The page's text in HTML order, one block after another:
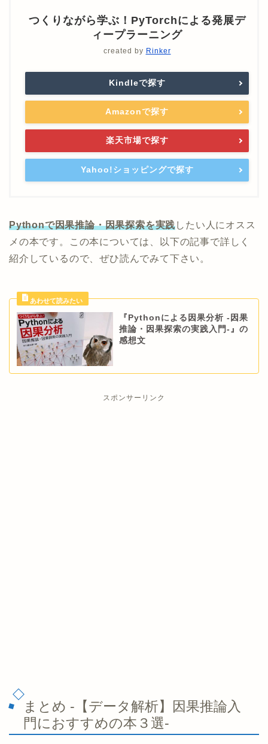
つくりながら学ぶ！PyTorchによる発展デ
ィープラーニング
created by Rinker
Kindleで探す
Amazonで探す
楽天市場で探す
Yahoo!ショッピングで探す
Pythonで因果推論・因果探索を実践したい人にオスス
メの本です。この本については、以下の記事で詳しく
紹介しているので、ぜひ読んでみて下さい。
『Pythonによる因果分析 -因果
推論・因果探索の実践入門-』の
感想文
スポンサーリンク
まとめ -【データ解析】因果推論入
門におすすめの本３選-